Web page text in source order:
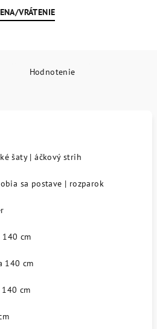
VRÁTENIE
Hodnotenie
šaty | áčkový strih
sa postave | rozparok
140 cm
140 cm
cm